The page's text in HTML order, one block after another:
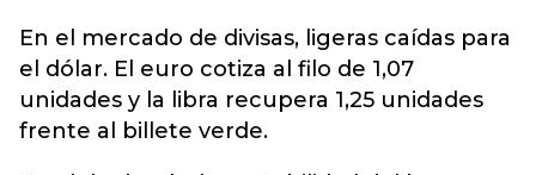
En el mercado de divisas, ligeras caídas para
el dólar. El euro cotiza al filo de 1,07
unidades y la libra recupera 1,25 unidades
frente al billete verde.